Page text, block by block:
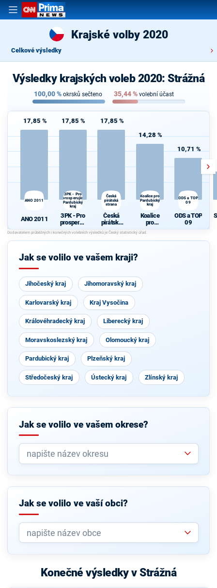
Krajské volby 2020
Celkové výsledky
Výsledky krajských voleb 2020: Strážná
100,00% okrsků sečteno 35,44% volební účast
17,85 %
ANO 2011
ANO 2011
17,85 %
3PK - Pro
prosperující
Pardubický
kraj
3PK - Pro
prosperují
Pardubick
ý kraj
17,85 %
Česká
pirátská
strana
Česká
pirátská
strana
14,28 %
Koalice pro
Pardubický
kraj
Koalice
pro
Pardubick
ý kraj
10,71 %
ODS a TOP
09
ODS a TOP
09
Jak se volilo ve vašem kraji?
Jihočeský kraj Jihomoravský kraj
Karlovarský kraj Kraj Vysočina
Královéhradecký kraj Liberecký kraj
Moravskoslezský kraj Olomoucký kraj
Pardubický kraj Plzeňský kraj
Středočeský kraj Ústecký kraj Zlínský kraj
Jak se volilo ve vašem okrese?
Jak se volilo ve vaší obci?
Konečné výsledky v Strážná